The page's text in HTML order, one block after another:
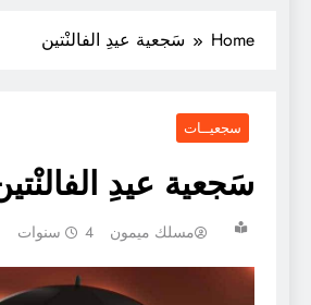
Home سَجعية عيدِ الفالنْتين
سجعيــات
سَجعية عيدِ
مسلك ميمون 4 سنوات Ago